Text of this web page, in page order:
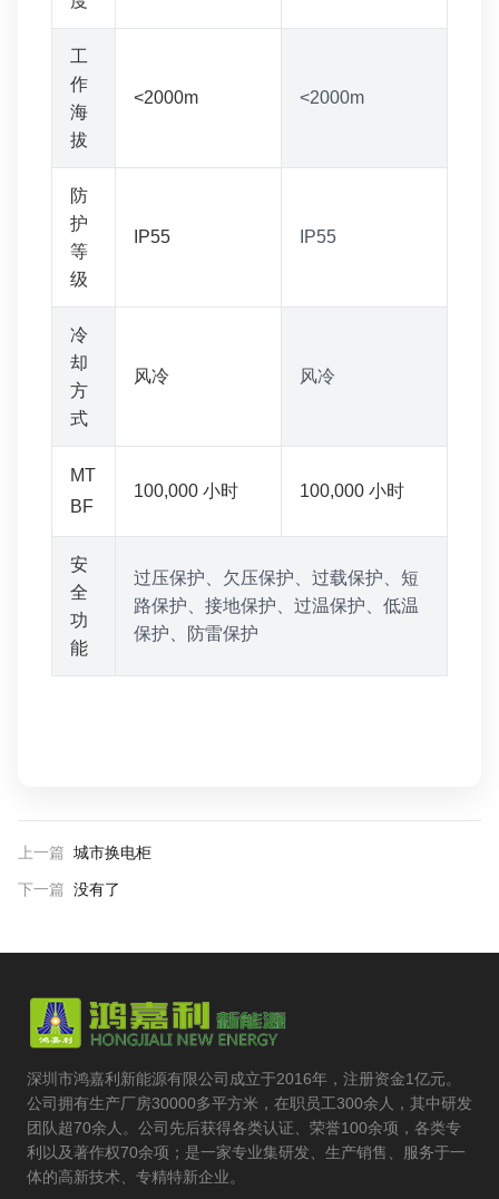
工
作
海
拔
<2000m <2000m
防
护
等
级
IP55 IP55
冷
却
方
式
风冷 风冷
MT
BF
100,000 小时 100,000 小时
安
全
功
能
过压保护、欠压保护、过载保护、短
路保护、接地保护、过温保护、低温
保护、防雷保护
上一篇 城市换电柜
下一篇 没有了
深圳市鸿嘉利新能源有限公司成立于2016年，注册资金1亿元。
公司拥有生产厂房30000多平方米，在职员工300余人，其中研发
团队超70余人。公司先后获得各类认证、荣誉100余项，各类专
利以及著作权70余项；是一家专业集研发、生产销售、服务于一
体的高新技术、专精特新企业。